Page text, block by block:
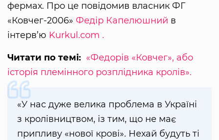
фермах. Про це повідомив власник ФГ
«Ковчег-2006» Федір Капелюшний в
інтерв’ю Kurkul.com .
Читати по темі: «Федорів «Ковчег», або
історія племінного розплідника кролів».
«У нас дуже велика проблема в Україні
з кролівництвом, із тим, що не має
припливу «нової крові». Нехай будуть ті